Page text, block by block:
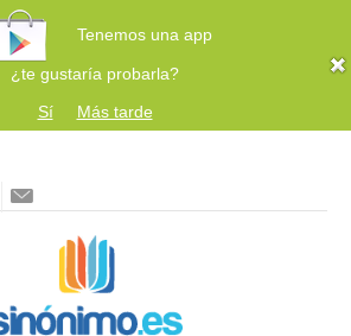
Tenemos una app
¿te gustaría probarla?
Sí
Más tarde